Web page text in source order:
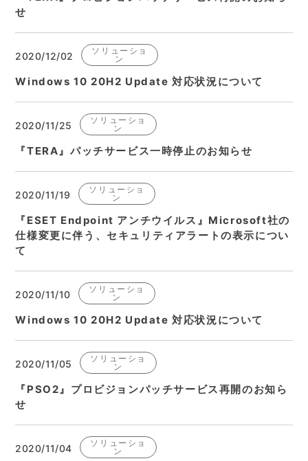
せ
2020/12/02
ソリューショ
ン
Windows 10 20H2 Update 対応状況について
2020/11/25
ソリューショ
ン
『TERA』パッチサービス一時停止のお知らせ
2020/11/19
ソリューショ
ン
『ESET Endpoint アンチウイルス』Microsoft社の
仕様変更に伴う、セキュリティアラートの表示につい
て
2020/11/10
ソリューショ
ン
Windows 10 20H2 Update 対応状況について
2020/11/05
ソリューショ
ン
『PSO2』プロビジョンパッチサービス再開のお知ら
せ
2020/11/04
ソリューショ
ン